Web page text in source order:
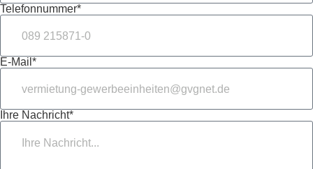
Telefonnummer*
E-Mail*
Ihre Nachricht*